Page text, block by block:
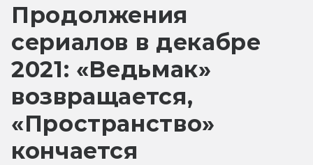
Продолжения
сериалов в декабре
2021: «Ведьмак»
возвращается,
«Пространство»
кончается